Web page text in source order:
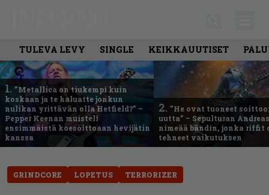
TULEVA LEVY SINGLE KEIKKAUUTISET
1. ”Metallica on tiukempi kuin
koskaan ja te haluatte jonkun
nulikan yrittävän olla Hetfield?” –
Pepper Keenan muisteli
ensimmäistä koesoittoaan hevijätin
kanssa
2. ”He ovat tuoneet
uutta” – Sepulturan
nimeää bändin, jonka riffit
tehneet vaikutuksen
GRINDCORE LOPETUS TERRORIZER